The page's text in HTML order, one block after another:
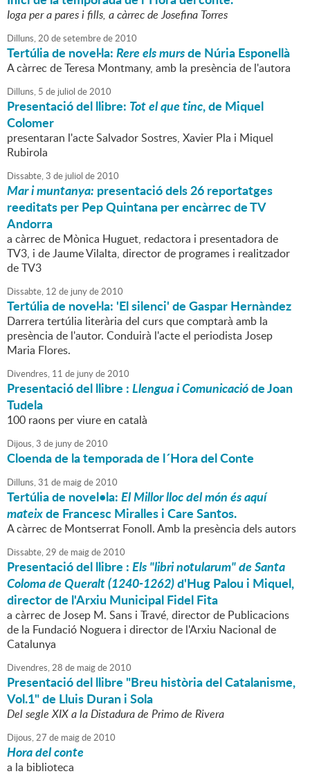
Ioga per a pares i fills, a càrrec de Josefina Torres
Dilluns,20 desetembrede2010
Tertúlia de novel·la:Rere els mursde Núria Esponellà
A càrrec de Teresa Montmany, amb la presència de l'autora
Dilluns, 5 de juliol de2010
Presentació del llibre: Tot el que tinc, de Miquel
Colomer
presentaran l'acte Salvador Sostres, Xavier Pla i Miquel
Rubirola
Dissabte,3 de juliol de2010
Mar i muntanya: presentació dels 26 reportatges
reeditats per Pep Quintana per encàrrec de TV
Andorra
a càrrec de Mònica Huguet, redactora i presentadora de
TV3, i de Jaume Vilalta, director de programes i realitzador
de TV3
Dissabte, 12 de junyde2010
Tertúlia de novel·la: 'El silenci' de Gaspar Hernàndez
Darrera tertúlia literària del curs que comptarà amb la
presència de l'autor. Conduirà l'acte el periodista Josep
Maria Flores.
Divendres, 11 de junyde2010
Presentació del llibre :Llengua i Comunicacióde Joan
Tudela
100 raons per viure en català
Dijous,3 de junyde2010
Cloenda de la temporada de l´Hora del Conte
Dilluns,31 de maigde2010
Tertúlia de novel•la:El Millor lloc del món és aquí
mateixde Francesc Miralles i Care Santos.
A càrrec de Montserrat Fonoll. Amb la presència dels autors
Dissabte,29 de maigde2010
Presentació del llibre :Els "libri notularum" de Santa
Coloma de Queralt (1240-1262)d'Hug Palou i Miquel,
director de l'Arxiu Municipal Fidel Fita
a càrrec de Josep M. Sans i Travé, director de Publicacions
de la Fundació Noguera i director de l'Arxiu Nacional de
Catalunya
Divendres,28 de maigde2010
Presentació del llibre "Breu història del Catalanisme,
Vol.1" de Lluis Duran i Sola
Del segle XIX a la Distadura de Primo de Rivera
Dijous,27 de maigde2010
Hora del conte
a la biblioteca